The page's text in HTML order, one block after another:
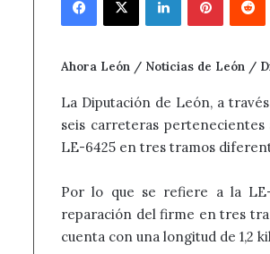
Ahora León / Noticias de León /
La Diputación de León, a
seis carreteras
LE-6425 en tres tramos
Por lo que se refiere a la
reparación del firme en tres
cuenta con una longitud de 1,2